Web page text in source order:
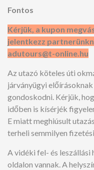
Fontos
Kérjük, a kupon
jelentkezz
adutours@t-online.hu
Az utazó köteles úti
járványügyi
gondoskodni. Kérjük,
időben is kísérjék
E miatt meghiúsult
terheli semmilyen
A vidéki fel- és
oldalon vannak. A